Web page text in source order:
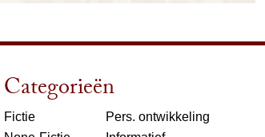
Categorieën
Fictie
Pers. ontwikkeling